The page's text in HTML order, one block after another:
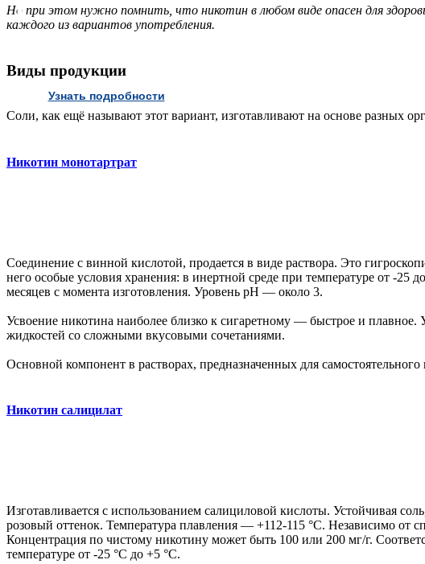
Узнать подробности
Но при этом нужно помнить, что никотин в любом виде опасен для
каждого из вариантов употребления.
Виды продукции
Соли, как ещё называют этот вариант, изготавливают на основе разных
Никотин монотартрат
Соединение с винной кислотой, продается в виде раствора. Это
него особые условия хранения: в инертной среде при температуре от -
месяцев с момента изготовления. Уровень pH — около 3.
Усвоение никотина наиболее близко к сигаретному — быстрое и
жидкостей со сложными вкусовыми сочетаниями.
Основной компонент в растворах, предназначенных для
Никотин салицилат
Изготавливается с использованием салициловой кислоты. Устойчивая
розовый оттенок. Температура плавления — +112-115 °С. Независимо от
Концентрация по чистому никотину может быть 100 или 200 мг/г.
температуре от -25 °C до +5 °C.